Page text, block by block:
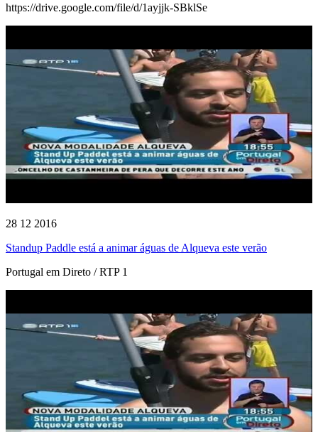
https://drive.google.com/file/d/1ayjjk-SBklSe
28 12 2016
Standup Paddle está a animar águas de Alqueva este verão
Portugal em Direto / RTP 1